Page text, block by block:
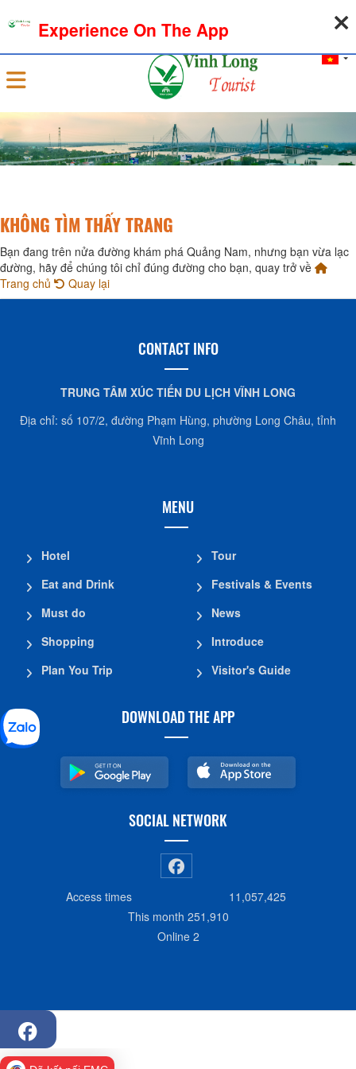
Sign in
KHÔNG TÌM THẤY TRANG
Bạn đang trên nửa đường khám phá Quảng Nam, nhưng bạn vừa lạc
đường, hãy để chúng tôi chỉ đúng đường cho bạn, quay trở về
Trang chủ
Quay lại
CONTACT INFO
TRUNG TÂM XÚC TIẾN DU LỊCH VĨNH LONG
Địa chỉ: số 107/2, đường Phạm Hùng, phường Long Châu, tỉnh
Vĩnh Long
MENU
Hotel
Eat and Drink
Must do
Shopping
Plan You Trip
Tour
Festivals & Events
News
Introduce
Visitor's Guide
DOWNLOAD THE APP
SOCIAL NETWORK
Access times
11,057,425
This month 251,910
Online 2
Experience On The App